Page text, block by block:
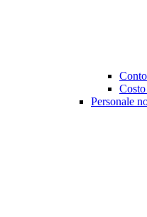
Personale